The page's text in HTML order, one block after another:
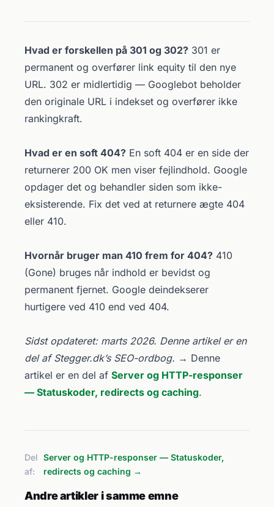
Hvad er forskellen på 301 og 302? 301 er
permanent og overfører link equity til den nye
URL. 302 er midlertidig — Googlebot beholder
den originale URL i indekset og overfører ikke
rankingkraft.
Hvad er en soft 404? En soft 404 er en side der
returnerer 200 OK men viser fejlindhold. Google
opdager det og behandler siden som ikke-
eksisterende. Fix det ved at returnere ægte 404
eller 410.
Hvornår bruger man 410 frem for 404? 410
(Gone) bruges når indhold er bevidst og
permanent fjernet. Google deindekserer
hurtigere ved 410 end ved 404.
Sidst opdateret: marts 2026. Denne artikel er en
del af Stegger.dk’s SEO-ordbog. → Denne
artikel er en del af Server og HTTP-responser
— Statuskoder, redirects og caching.
Del
af:
Server og HTTP-responser — Statuskoder,
redirects og caching →
Andre artikler i samme emne